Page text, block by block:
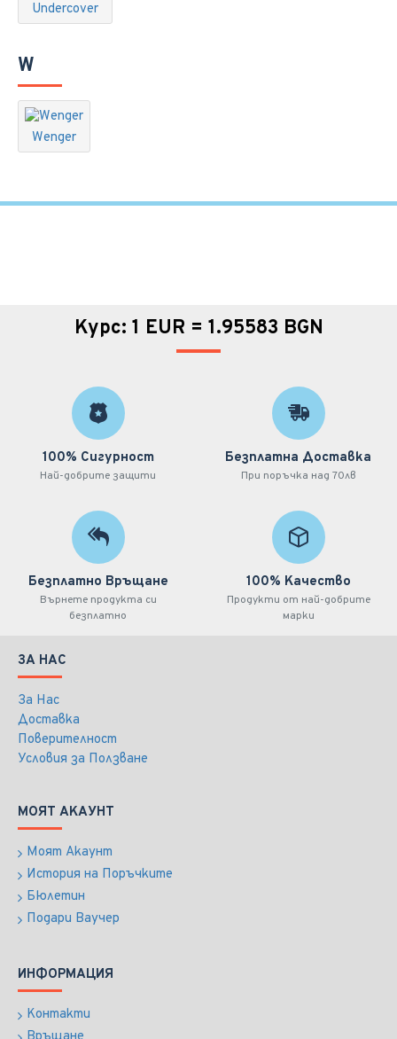
Undercover
W
Wenger
Курс: 1 EUR = 1.95583 BGN
100% Сигурност
Най-добрите защити
Безплатна Доставка
При поръчка над 70лв
Безплатно Връщане
Върнете продукта си
безплатно
100% Качество
Продукти от най-добрите
марки
ЗА НАС
За Нас
Доставка
Поверителност
Условия за Ползване
МОЯТ АКАУНТ
Моят Акаунт
История на Поръчките
Бюлетин
Подари Ваучер
ИНФОРМАЦИЯ
Контакти